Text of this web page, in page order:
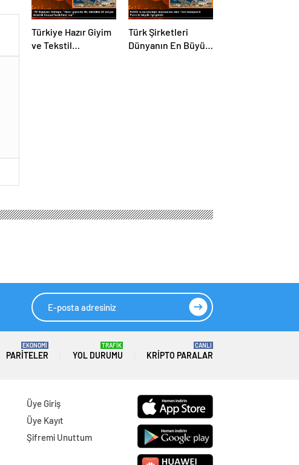
Türkiye Hazır Giyim
ve Tekstil
Türk Şirketleri
Dünyanın En Büyük
PARITELER
EKONOMİ
YOL DURUMU
TRAFİK
KRIPTO PARALAR
CANLI
Üye Giriş
Üye Kayıt
Şifremi Unuttum